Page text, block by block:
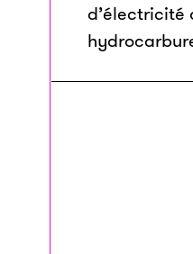
d’électricité